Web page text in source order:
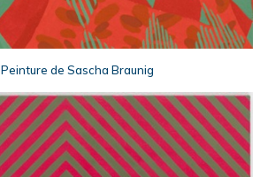
Peinture de Sascha Braunig